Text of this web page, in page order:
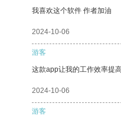
我喜欢这个软件 作者加油
2024-10-06
游客
这款app让我的工作效率提
2024-10-06
游客